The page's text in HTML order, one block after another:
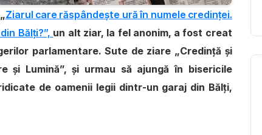
Ziarul care răspândește ură în numele credinței.
Bălți?”, un alt ziar, la fel anonim, a fost creat
parlamentare. Sute de ziare „Credință și
și Lumină”, și urmau să ajungă în bisericile
de oamenii legii dintr-un garaj din Bălți,